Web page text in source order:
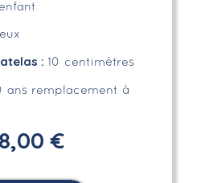
: 10 centimètres
ans remplacement à
€